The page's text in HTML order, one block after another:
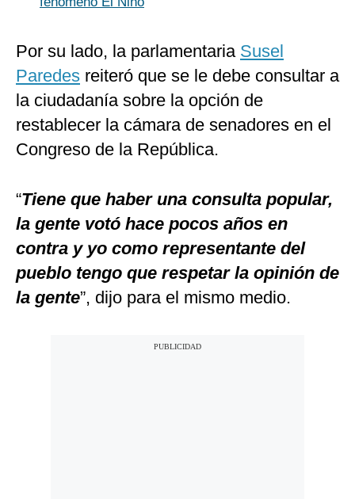
Por su lado, la parlamentaria Susel
Paredes reiteró que se le debe consultar a
la ciudadanía sobre la opción de
restablecer la cámara de senadores en el
Congreso de la República.
“Tiene que haber una consulta popular,
la gente votó hace pocos años en
contra y yo como representante del
pueblo tengo que respetar la opinión de
la gente”, dijo para el mismo medio.